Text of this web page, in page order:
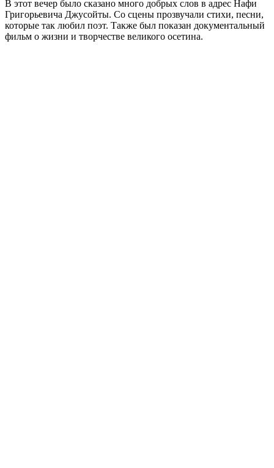
В этот вечер было сказано много добрых слов в адрес Нафи
Григорьевича Джусойты. Со сцены прозвучали стихи, песни,
которые так любил поэт. Также был показан документальный
фильм о жизни и творчестве великого осетина.